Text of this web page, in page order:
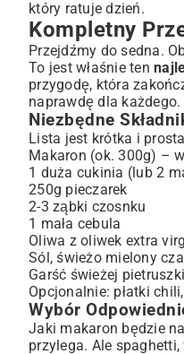
Wersja Wegetariańska i
Dodatki, Które
Makaron z Cukinią i
Sekret Smaku:
Jak Uniknąć
Jak Wydobyć
Idealne Doprawienie:
Propozycje Podania i
Z Czym Podawać
Jakie Wino Najlepiej
Zdrowie na Talerzu:
Właściwości
Bogactwo Składników
Przechowywanie i
Podsumowanie: Twoje
który ratuje dzień.
Kompletny
Przejdźmy do sedna.
To jest właśnie ten
przygodę, która
naprawdę dla każdego.
Niezbędne
Lista jest krótka i
Makaron (ok. 300g) –
1 duża cukinia (lub 2
250g pieczarek
2-3 ząbki czosnku
1 mała cebula
Oliwa z oliwek extra
Sól, świeżo mielony
Garść świeżej
Opcjonalnie: płatki
Wybór
Jaki makaron będzie
przylega. Ale